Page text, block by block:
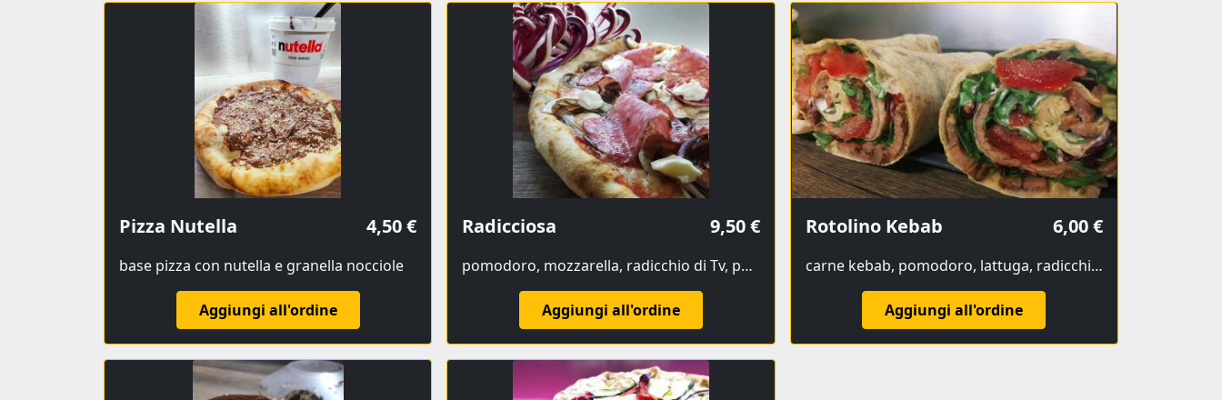
Pizza Nutella 4,50 €
base pizza con nutella e granella nocciole
Aggiungi all'ordine
Radicciosa 9,50 €
pomodoro, mozzarella, radicchio di Tv, pepita del Piave, casatella fresca
Aggiungi all'ordine
Rotolino Kebab 6,00 €
carne kebab, pomodoro, lattuga, radicchio, salsa yogurt
Aggiungi all'ordine